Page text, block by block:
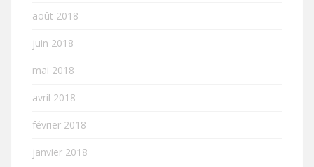
août 2018
juin 2018
mai 2018
avril 2018
février 2018
janvier 2018